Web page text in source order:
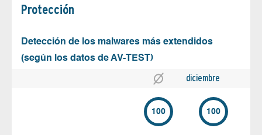
Protección
Detección de los malwares más extendidos
(según los datos de AV-TEST)
diciembre
100 100